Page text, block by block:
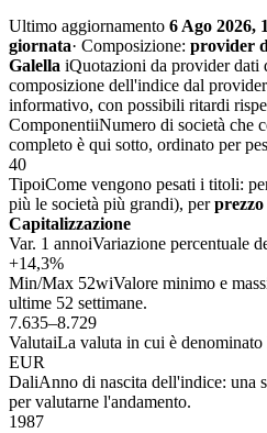
Ultimo aggiornamento 6 Ago 2026,
giornata· Composizione: provider
Galella iQuotazioni da provider dati
composizione dell'indice dal
informativo, con possibili ritardi
ComponentiiNumero di società che
completo è qui sotto, ordinato per
40
TipoiCome vengono pesati i titoli:
più le società più grandi), perprezzo
Capitalizzazione
Var. 1 annoiVariazione percentuale
+14,3%
Min/Max 52wiValore minimo e
ultime 52 settimane.
7.635–8.729
ValutaiLa valuta in cui è
EUR
DaliAnno di nascita dell'indice: una
per valutarne l'andamento.
1987